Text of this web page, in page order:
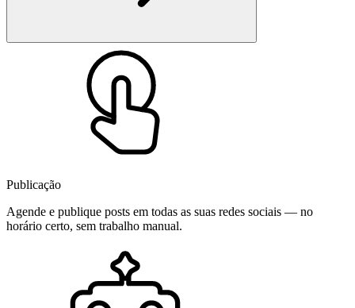
Publicação
Agende e publique posts em todas as suas redes sociais — no
horário certo, sem trabalho manual.